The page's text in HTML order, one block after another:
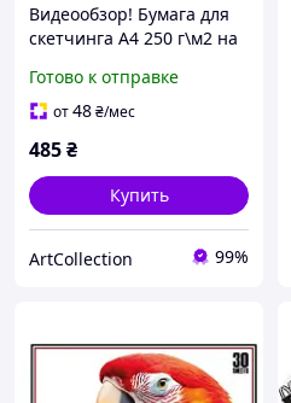
Видеообзор! Бумага для
скетчинга А4 250 г\м2 на
рисования на спирали с
плотной бумагой
Готово к отправке
от48₴/мес
485₴
Купить
ArtСollection 99%